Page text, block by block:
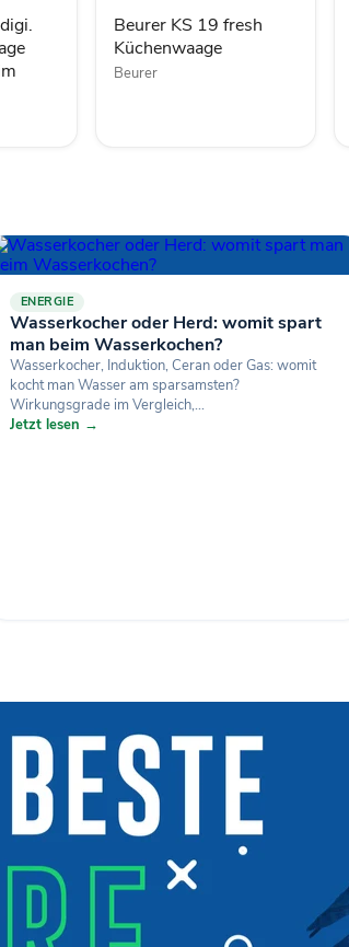
Beurer KS 19 fresh
Küchenwaage
Beurer
ENERGIE
Wasserkocher oder Herd: womit spart
man beim Wasserkochen?
Wasserkocher, Induktion, Ceran oder Gas: womit
kocht man Wasser am sparsamsten?
Wirkungsgrade im Vergleich,...
Jetzt lesen →